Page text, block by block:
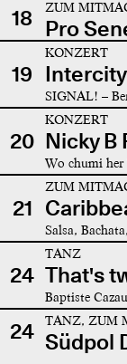
18 ZUM
Pro
19
KONZERT
SIGNAL! –
20
KONZERT
Nicky B
Wo chumi
21
ZUM
Salsa,
24
TANZ
That's
Baptiste
24 TANZ, ZUM
Südpol